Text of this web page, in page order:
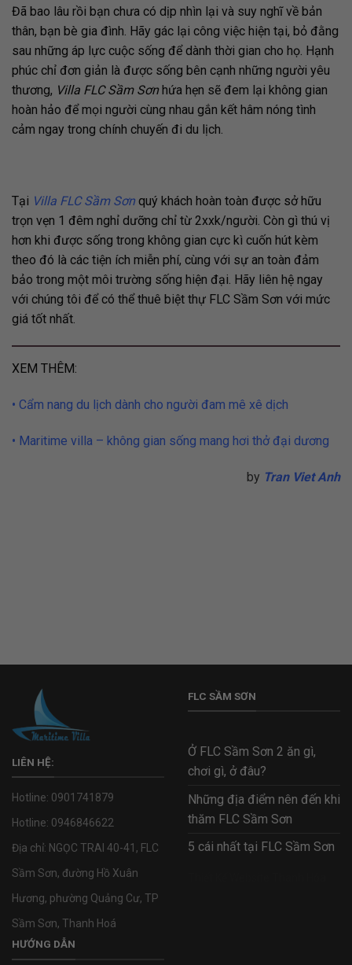
Đã bao lâu rồi bạn chưa có dịp nhìn lại và suy nghĩ về bản
thân, bạn bè gia đình. Hãy gác lại công việc hiện tại, bỏ đằng
sau những áp lực cuộc sống để dành thời gian cho họ. Hạnh
phúc chỉ đơn giản là được sống bên cạnh những người yêu
thương, Villa FLC Sầm Sơnhứa hẹn sẽ đem lại không gian
hoàn hảo để mọi người cùng nhau gắn kết hâm nóng tình
cảm ngay trong chính chuyến đi du lịch.
Tại Villa FLC Sầm Sơn quý khách hoàn toàn được sở hữu
trọn vẹn 1 đêm nghỉ dưỡng chỉ từ 2xxk/người. Còn gì thú vị
hơn khi được sống trong không gian cực kì cuốn hút kèm
theo đó là các tiện ích miễn phí, cùng với sự an toàn đảm
bảo trong một môi trường sống hiện đại. Hãy liên hệ ngay
với chúng tôi để có thể thuê biệt thự FLC Sầm Sơn với mức
giá tốt nhất.
XEM THÊM:
• Cẩm nang du lịch dành cho người đam mê xê dịch
• Maritime villa – không gian sống mang hơi thở đại dương
by Tran Viet Anh
LIÊN HỆ:
Hotline: 0901741879
Hotline: 0946846622
Địa chỉ: NGỌC TRAI 40-41, FLC
Sầm Sơn, đường Hồ Xuân
Hương, phường Quảng Cư, TP
Sầm Sơn, Thanh Hoá
FLC SẦM SƠN
Ở FLC Sầm Sơn 2 ăn gì,
chơi gì, ở đâu?
Những địa điểm nên đến khi
thăm FLC Sầm Sơn
5 cái nhất tại FLC Sầm Sơn
HƯỚNG DẪN